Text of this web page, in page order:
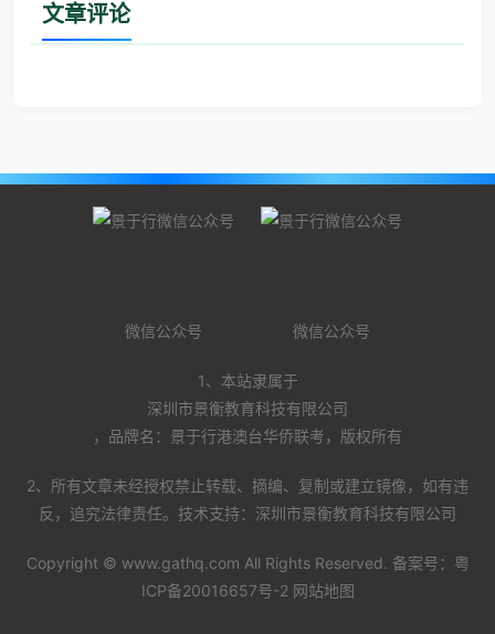
文章评论
微信公众号 微信公众号
1、本站隶属于
深圳市景衡教育科技有限公司
，品牌名：景于行港澳台华侨联考，版权所有
2、所有文章未经授权禁止转载、摘编、复制或建立镜像，如有违
反，追究法律责任。技术支持：深圳市景衡教育科技有限公司
Copyright © www.gathq.com All Rights Reserved. 备案号： 粤
ICP备20016657号-2 网站地图